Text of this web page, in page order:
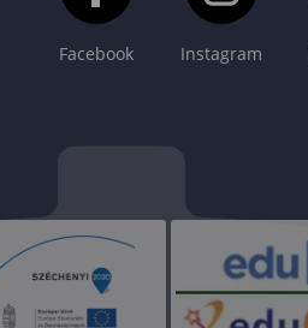
Facebook Instagram